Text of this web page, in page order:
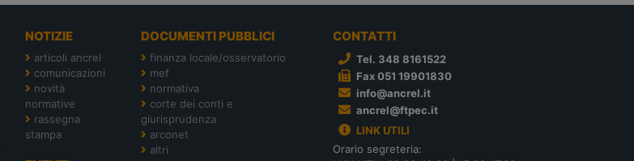
NOTIZIE
articoli ancrel
comunicazioni
novità
normative
rassegna
stampa
DOCUMENTI PUBBLICI
finanza locale/osservatorio
mef
normativa
corte dei conti e
giurisprudenza
arconet
altri
CONTATTI
Tel. 348 8161522
Fax 051 19901830
info@ancrel.it
ancrel@ftpec.it
LINK UTILI
Orario segreteria: